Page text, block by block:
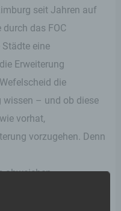
seit Jahren auf
das FOC
eine
Erweiterung
die
wissen – und ob diese
vorhat,
vorzugehen. Denn
abweichen.